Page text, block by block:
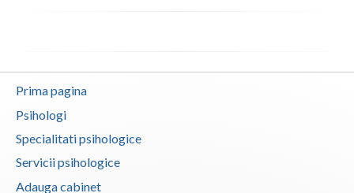
Prima pagina
Psihologi
Specialitati psihologice
Servicii psihologice
Adauga cabinet